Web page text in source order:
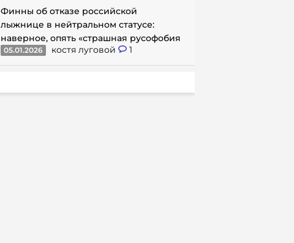
Финны об отказе российской
лыжнице в нейтральном статусе:
наверное, опять «страшная русофобия
05.01.2026 костя луговой 1